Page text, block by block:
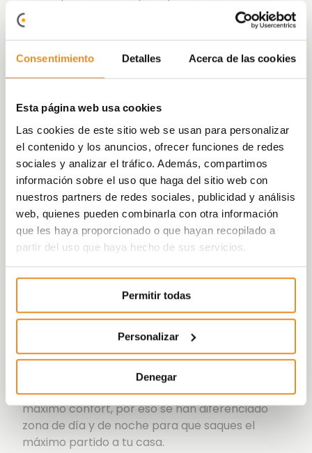
Consentimiento Detalles Acerca de las cookies
Esta página web usa cookies
Las cookies de este sitio web se usan para personalizar
el contenido y los anuncios, ofrecer funciones de redes
sociales y analizar el tráfico. Además, compartimos
información sobre el uso que haga del sitio web con
nuestros partners de redes sociales, publicidad y análisis
web, quienes pueden combinarla con otra información
que les haya proporcionado o que hayan recopilado a
partir del uso que haya hecho de sus servicios.
Permitir todas
Personalizar
Denegar
aire libre en la intimidad de tu propia casa.
La promoción además cuenta con unas
magníficas zonas comunes para que disfrutes
de tu día a día como más te gusta: piscina, pista
pequeños de la casa, sala Social-Gourmet,
parking para bicicletas, wifi y unas amplísimas
zonas ajardinadas para dar largos paseos los
fines de semana.
Además incorpora la nueva
funcionalidadCélere Wishque, de la mano de un
partner como Amazon, permitirá a los
habitantes de las promoción controlar, a través
de la voz, tanto elementos de su vivienda, como
las luces, como externos a ella, como la reserva
Esto será posible gracias a la incorporación de
un kit Smart Home, que consta de un altavoz
Amazon Echo dot, además de otros dispositivos
como bombillas y enchufes inteligentes.
Las viviendas están diseñadas pensando en tu
máximo confort, por eso se han diferenciado
zona de día y de noche para que saques el
máximo partido a tu casa.